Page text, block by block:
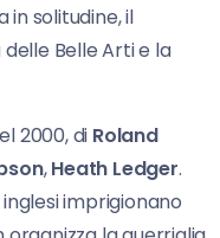
in solitudine, il
Belle Arti e la
2000, di Roland
,Heath Ledger.
inglesi imprigionano